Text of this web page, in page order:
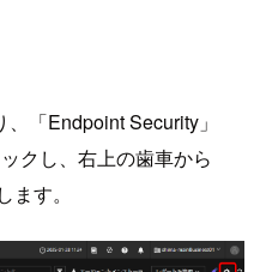
「Endpoint Security」
クし、右上の歯車から
す。